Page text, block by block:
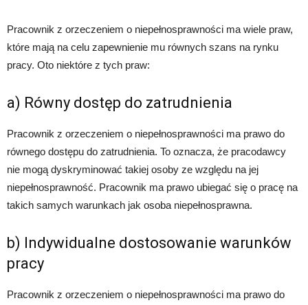
Pracownik z orzeczeniem o niepełnosprawności ma wiele praw,
które mają na celu zapewnienie mu równych szans na rynku
pracy. Oto niektóre z tych praw:
a) Równy dostęp do zatrudnienia
Pracownik z orzeczeniem o niepełnosprawności ma prawo do
równego dostępu do zatrudnienia. To oznacza, że pracodawcy
nie mogą dyskryminować takiej osoby ze względu na jej
niepełnosprawność. Pracownik ma prawo ubiegać się o pracę na
takich samych warunkach jak osoba niepełnosprawna.
b) Indywidualne dostosowanie warunków
pracy
Pracownik z orzeczeniem o niepełnosprawności ma prawo do